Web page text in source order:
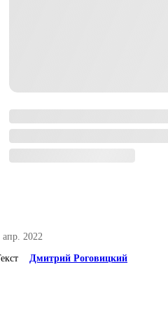
апр. 2022
Дмитрий Роговицкий